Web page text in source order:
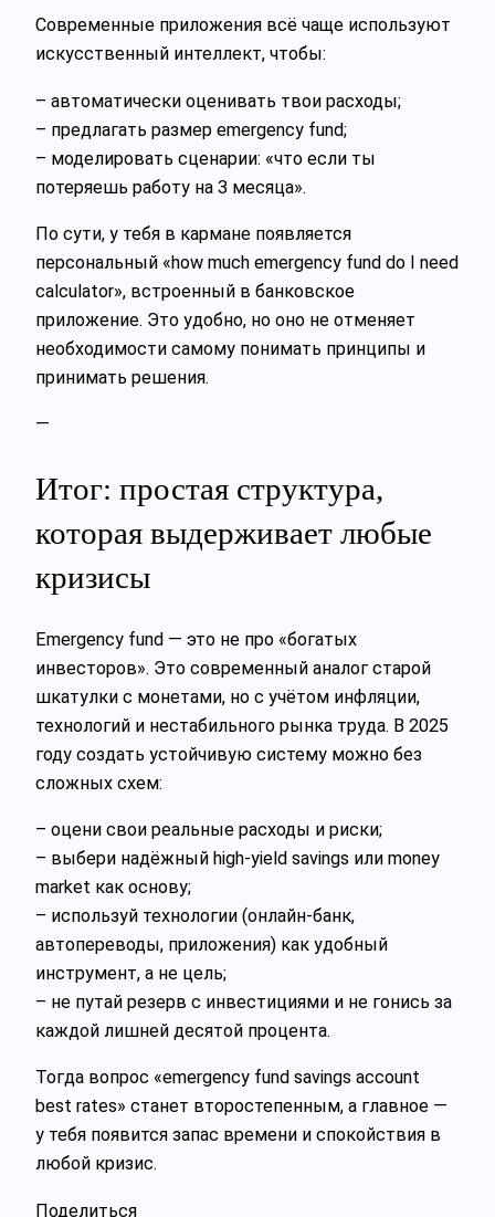
Современные приложения всё чаще используют
искусственный интеллект, чтобы:
– автоматически оценивать твои расходы;
– предлагать размер emergency fund;
– моделировать сценарии: «что если ты
потеряешь работу на 3 месяца».
По сути, у тебя в кармане появляется
персональный «how much emergency fund do I need
calculator», встроенный в банковское
приложение. Это удобно, но оно не отменяет
необходимости самому понимать принципы и
принимать решения.
—
Итог: простая структура,
которая выдерживает любые
кризисы
Emergency fund — это не про «богатых
инвесторов». Это современный аналог старой
шкатулки с монетами, но с учётом инфляции,
технологий и нестабильного рынка труда. В 2025
году создать устойчивую систему можно без
сложных схем:
– оцени свои реальные расходы и риски;
– выбери надёжный high‑yield savings или money
market как основу;
– используй технологии (онлайн‑банк,
автопереводы, приложения) как удобный
инструмент, а не цель;
– не путай резерв с инвестициями и не гонись за
каждой лишней десятой процента.
Тогда вопрос «emergency fund savings account
best rates» станет второстепенным, а главное —
у тебя появится запас времени и спокойствия в
любой кризис.
Поделиться